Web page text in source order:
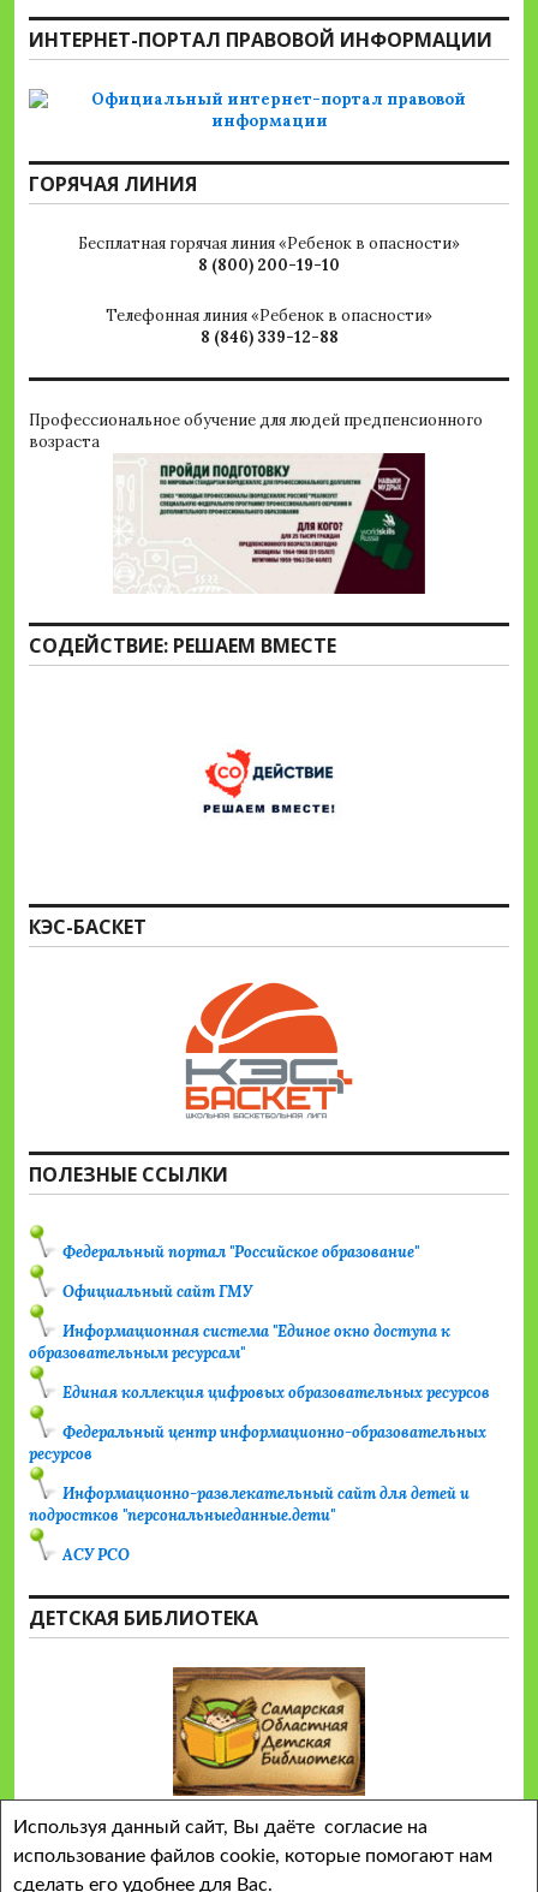
ИНТЕРНЕТ-ПОРТАЛ ПРАВОВОЙ ИНФОРМАЦИИ
ГОРЯЧАЯ ЛИНИЯ
Бесплатная горячая линия «Ребенок в опасности»
8 (800) 200-19-10
Телефонная линия «Ребенок в опасности»
8 (846) 339-12-88
Профессиональное обучение для людей предпенсионного
возраста
СОДЕЙСТВИЕ: РЕШАЕМ ВМЕСТЕ
КЭС-БАСКЕТ
ПОЛЕЗНЫЕ ССЫЛКИ
Федеральный портал "Российское образование"
Официальный сайт ГМУ
Информационная система "Единое окно доступа к
образовательным ресурсам"
Единая коллекция цифровых образовательных ресурсов
Федеральный центр информационно-образовательных
ресурсов
Информационно-развлекательный сайт для детей и
подростков "персональныеданные.дети"
АСУ РСО
ДЕТСКАЯ БИБЛИОТЕКА
Используя данный сайт, Вы даёте согласие на
использование файлов cookie, которые помогают нам
сделать его удобнее для Вас.